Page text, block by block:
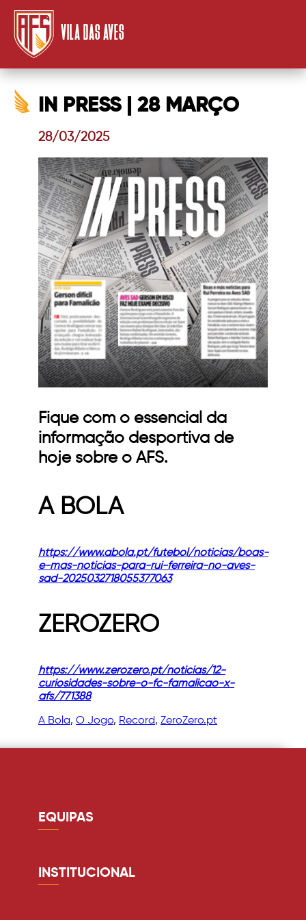
VILA DAS AVES
IN PRESS | 28 MARÇO
28/03/2025
Fique com o essencial da
informação desportiva de
hoje sobre o AFS.
A BOLA
https://www.abola.pt/futebol/noticias/boas-
e-mas-noticias-para-rui-ferreira-no-aves-
sad-2025032718055377063
ZEROZERO
https://www.zerozero.pt/noticias/12-
curiosidades-sobre-o-fc-famalicao-x-
afs/771388
A Bola, O Jogo, Record, ZeroZero.pt
EQUIPAS
Defesa
INSTITUCIONAL